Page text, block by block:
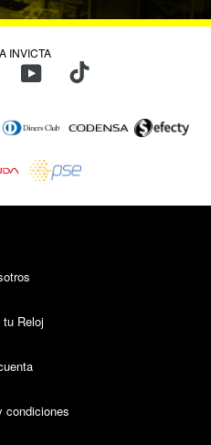
INVICTA
YouTubeTikTok
de
tu Reloj
condiciones